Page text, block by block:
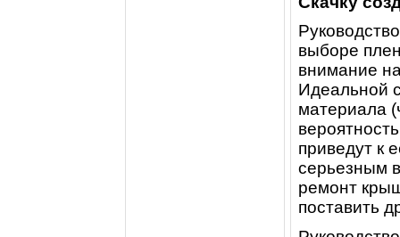
выборе
внимание
Идеальной
материала
приведут к
серьезным
ремонт
поставить